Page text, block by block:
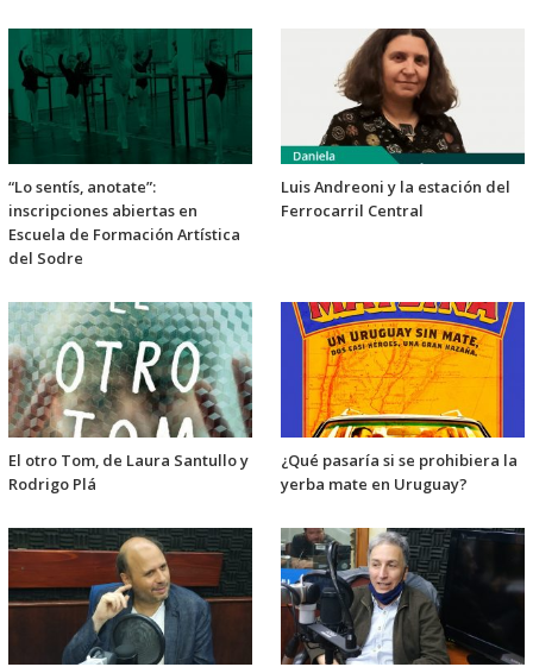
“Lo sentís, anotate”:
inscripciones abiertas en
Escuela de Formación Artística
del Sodre
Luis Andreoni y la estación del
Ferrocarril Central
El otro Tom, de Laura Santullo y
Rodrigo Plá
¿Qué pasaría si se prohibiera la
yerba mate en Uruguay?